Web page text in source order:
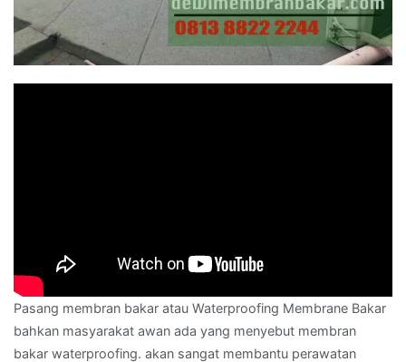
Pasang membran bakar atau Waterproofing Membrane Bakar
bahkan masyarakat awan ada yang menyebut membran
bakar waterproofing. akan sangat membantu perawatan